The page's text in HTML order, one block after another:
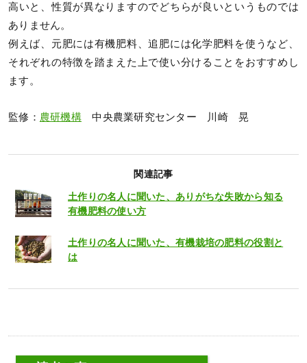
高いと、性質が異なりますのでどちらが良いというものでは
ありません。
例えば、元肥には有機肥料、追肥には化学肥料を使うなど、
それぞれの特徴を踏まえた上で使い分けることをおすすめし
ます。
監修： 農研機構中央農業研究センター 川崎 晃
関連記事
土作りの名人に聞いた、ありがちな失敗から知る
有機肥料の使い方
土作りの名人に聞いた、有機栽培の肥料の役割と
は